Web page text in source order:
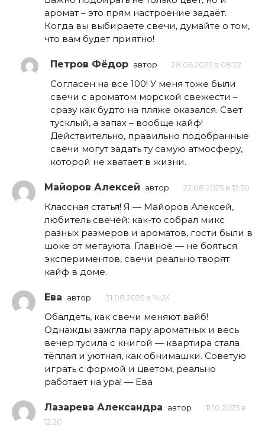
аромат – это прям настроение задаёт.
Когда вы выбираете свечи, думайте о том,
что вам будет приятно!
Петров Фёдор автор 28.06.2025 в 08:22
Согласен на все 100! У меня тоже были
свечи с ароматом морской свежести –
сразу как будто на пляже оказался. Свет
тусклый, а запах – вообще кайф!
Действительно, правильно подобранные
свечи могут задать ту самую атмосферу,
которой не хватает в жизни.
Майоров Алексей автор 22.08.2025 в 12:50
Классная статья! Я — Майоров Алексей,
любитель свечей: как-то собрал микс
разных размеров и ароматов, гости были в
шоке от мегауюта. Главное — не бояться
экспериментов, свечи реально творят
кайф в доме.
Ева автор 31.08.2025 в 14:24
Обалдеть, как свечи меняют вайб!
Однажды зажгла пару ароматных и весь
вечер тусила с книгой — квартира стала
тёплая и уютная, как обнимашки. Советую
играть с формой и цветом, реально
работает на ура! — Ева
Лазарева Александра автор
11.10.2025 в
12:20